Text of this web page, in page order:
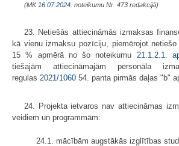
(MK 16.07.2024. noteikumu Nr. 473 redakcijā)
23. Netiešās attiecināmās izmaksas
kā vienu izmaksu pozīciju, piemērojot
15 % apmērā no šo noteikumu 21.1.2.1.
tiešajām attiecināmajām personāla
regulas 2021/1060 54. panta pirmās daļas "b"
24. Projekta ietvaros nav attiecināmas
veidiem un programmām:
24.1. mācībām augstākās izglītības